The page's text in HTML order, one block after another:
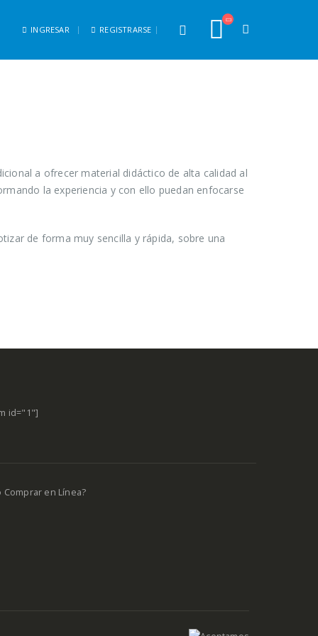
INGRESAR REGISTRARSE
a ofrecer material didáctico de alta calidad al
la experiencia y con ello puedan enfocarse
de forma muy sencilla y rápida, sobre una
id="1"]
Comprar en Línea?